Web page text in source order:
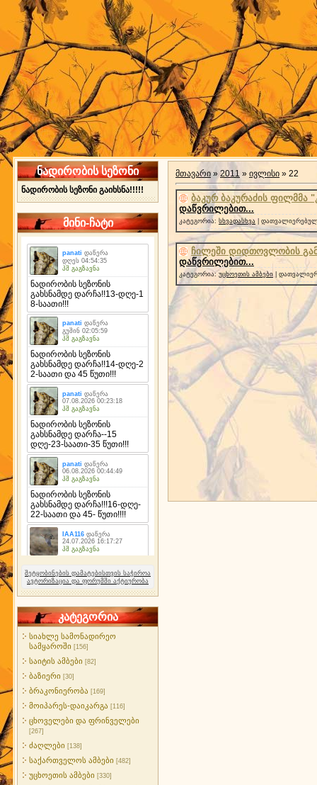
ნადირობის სეზონი
ნადირობის სეზონი გაიხსნა!!!!!
მინი-ჩატი
შეტყობინების დამატებისთვის საჭიროა
ავტორიზაცია და ფორუმში აქტიურობა
კატეგორია
სიახლე სამონადირეო
სამყაროში [156]
საიტის ამბები [82]
ბაზიერი [30]
ბრაკონიერობა [169]
მოიპარეს-დაიკარგა [116]
ცხოველები და ფრინველები
[267]
ძაღლები [138]
საქართველოს ამბები [482]
უცხოეთის ამბები [330]
მთავარი » 2011 » ივლისი » 22
ბაკურ ბაკურაძის ფილმმა
დაწვრილებით...
კატეგორია: სხვადასხვა |
ჩილეში დიდთოვლობის
დაწვრილებით...
კატეგორია: უცხოეთის ამბები |